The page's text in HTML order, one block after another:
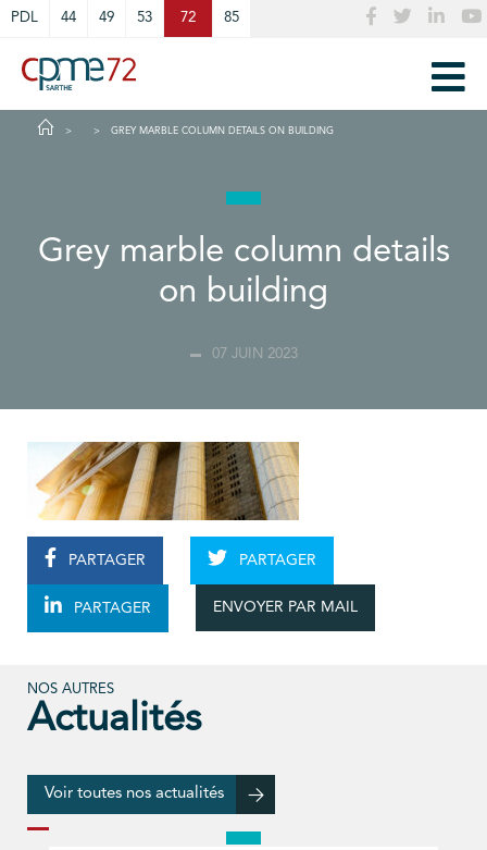
PDL 44 49 53 72 85
GREY MARBLE COLUMN DETAILS ON BUILDING
Grey marble column details
on building
07 JUIN 2023
PARTAGER PARTAGER
PARTAGER ENVOYER PAR MAIL
NOS AUTRES
Actualités
Voir toutes nos actualités
Cookies management panel